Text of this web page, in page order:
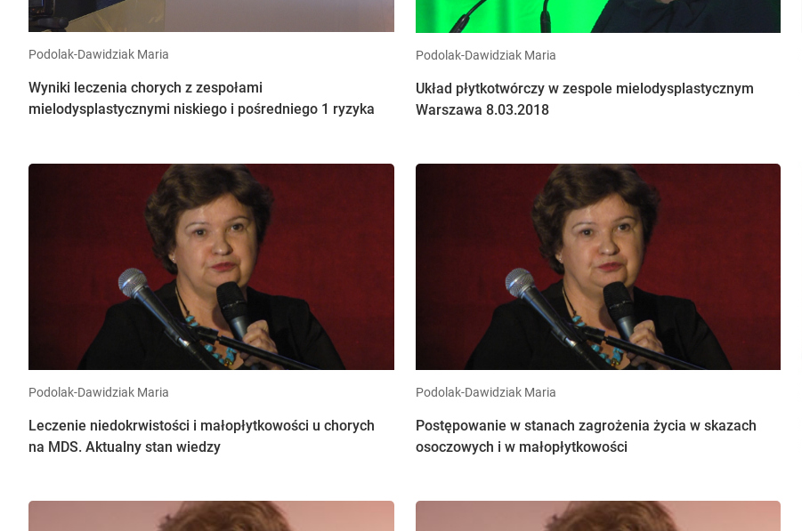
Podolak-Dawidziak Maria
Wyniki leczenia chorych z zespołami
mielodysplastycznymi niskiego i pośredniego 1 ryzyka
Podolak-Dawidziak Maria
Układ płytkotwórczy w zespole mielodysplastycznym
Warszawa 8.03.2018
Podolak-Dawidziak Maria
Leczenie niedokrwistości i małopłytkowości u chorych
na MDS. Aktualny stan wiedzy
Podolak-Dawidziak Maria
Postępowanie w stanach zagrożenia życia w skazach
osoczowych i w małopłytkowości